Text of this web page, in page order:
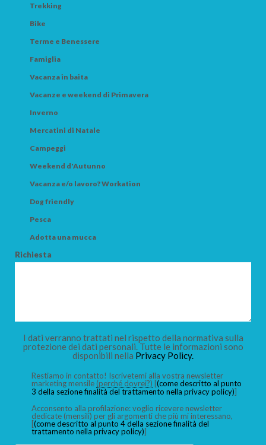
Trekking
Bike
Terme e Benessere
Famiglia
Vacanza in baita
Vacanze e weekend di Primavera
Inverno
Mercatini di Natale
Campeggi
Weekend d'Autunno
Vacanza e/o lavoro? Workation
Dog friendly
Pesca
Adotta una mucca
Richiesta
I dati verranno trattati nel rispetto della normativa sulla
protezione dei dati personali. Tutte le informazioni sono
disponibili nella Privacy Policy.
Restiamo in contatto! Iscrivetemi alla vostra newsletter
marketing mensile (perché dovrei?) [(come descritto al punto
3 della sezione finalità del trattamento nella privacy policy)]
Acconsento alla profilazione: voglio ricevere newsletter
dedicate (mensili) per gli argomenti che più mi interessano,
[(come descritto al punto 4 della sezione finalità del
trattamento nella privacy policy)]